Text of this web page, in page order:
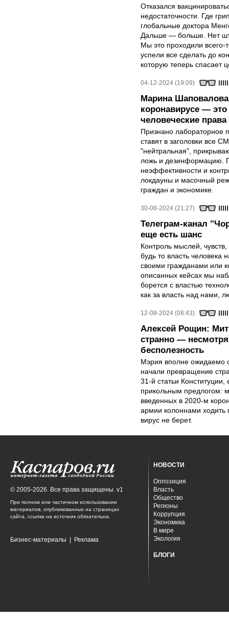
Отказался
недостаточности. Где
глобальные доктора
Дальше — больше. Нет
Мы это проходили всего-
успели все сделать до
которую теперь
04-12-2024 (19:09)
Марина
коронавирусе — это
человеческие права
Признано лабораторное
ставят в заголовки все
"нейтральная",
ложь и дезинформацию.
неэффективности и
локдауны и масочный
граждан и экономике.
30-08-2024 (21:27)
Телеграм-канал
еще есть шанс
Контроль мыслей,
будь то власть человека
своими гражданами или
описанных кейсах мы
борется с властью
как за власть над нами,
12-08-2024 (08:43)
Алексей Рощин:
странно —
бесполезность
Мэрия вполне ожидаемо
начали превращение
31-й статьи
прикольным предлогом:
введенных в 2020-м
армии колоннами
вирус не берет.
© 2005-2026. Все права защищены. v1
При полном или частичном использовании
материалов, опубликованных на страницах
сайта, ссылка на источник обязательна.
Бизнес-материалы Реклама
НОВОСТИ
Оппозиция
Власть
Общество
Регионы
Коррупция
Экономика
В мире
Экология
БЛОГИ